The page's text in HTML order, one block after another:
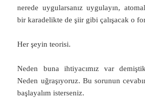
nerede uygularsanız uygulayın,
bir karadelikte de şiir gibi çalışacak o
Her şeyin teorisi.
Neden buna ihtiyacımız var
Neden uğraşıyoruz. Bu sorunun
başlayalım isterseniz.